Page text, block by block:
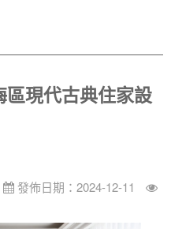
現代古典住家設
發佈日期：2024-12-11